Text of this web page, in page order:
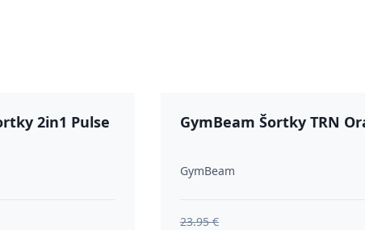
2in1 Pulse
GymBeam Šortky TRN
GymBeam
23.95 €